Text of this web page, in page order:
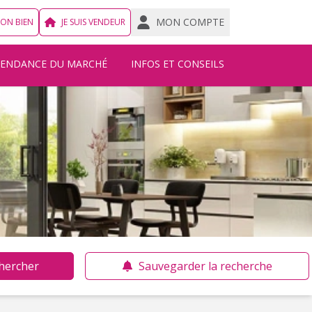
BIEN JE SUIS VENDEUR MON COMPTE
DU MARCHÉ INFOS ET CONSEILS
Sauvegarder la recherche